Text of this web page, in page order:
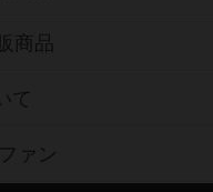
商品
て
ァン